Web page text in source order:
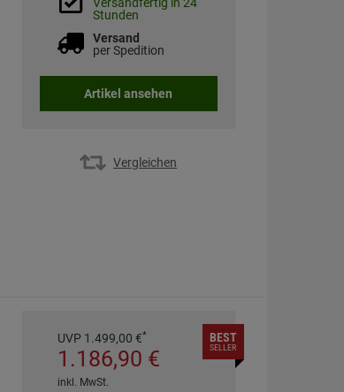
Stunden
Versand
per Spedition
Artikel ansehen
Vergleichen
UVP 1.499,00 €*
1.186,90 €
inkl. MwSt.
BEST
SELLER